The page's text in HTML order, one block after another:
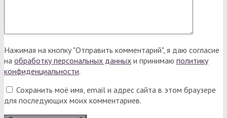
Нажимая на кнопку "Отправить комментарий", я даю согласие
на обработку персональных данных и принимаю политику
конфиденциальности.
Сохранить моё имя, email и адрес сайта в этом браузере
для последующих моих комментариев.